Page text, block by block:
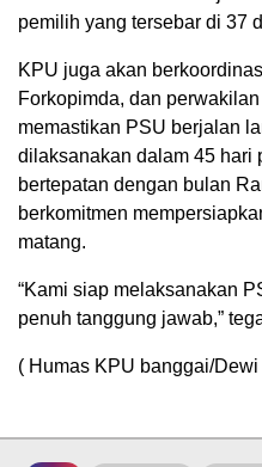
pemilih yang tersebar di 37
KPU juga akan
Forkopimda, dan
memastikan PSU berjalan
dilaksanakan dalam 45 hari
bertepatan dengan bulan
berkomitmen
matang.
“Kami siap melaksanakan
penuh tanggung jawab,”
( Humas KPU banggai/